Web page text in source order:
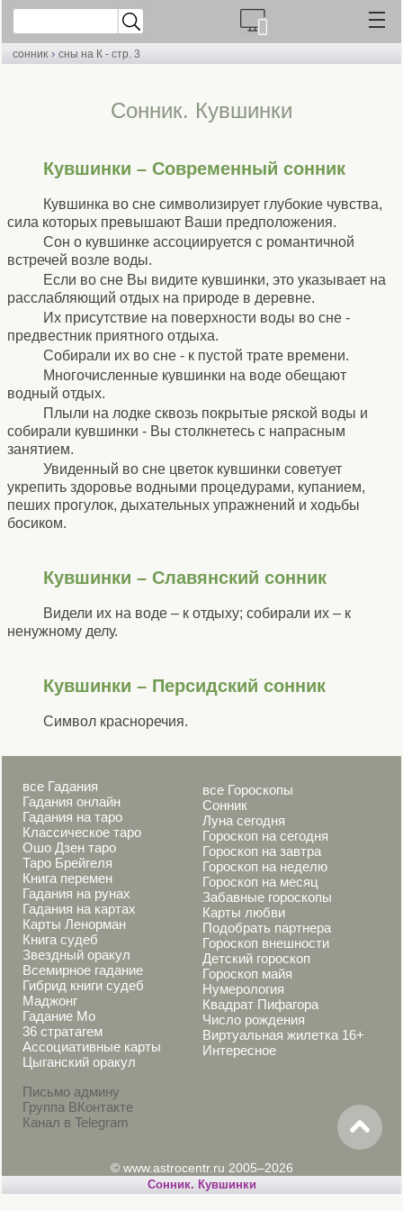
сонник › сны на К - стр. 3
Сонник. Кувшинки
Кувшинки – Современный сонник
Кувшинка во сне символизирует глубокие чувства,
сила которых превышают Ваши предположения.
Сон о кувшинке ассоциируется с романтичной
встречей возле воды.
Если во сне Вы видите кувшинки, это указывает на
расслабляющий отдых на природе в деревне.
Их присутствие на поверхности воды во сне -
предвестник приятного отдыха.
Собирали их во сне - к пустой трате времени.
Многочисленные кувшинки на воде обещают
водный отдых.
Плыли на лодке сквозь покрытые ряской воды и
собирали кувшинки - Вы столкнетесь с напрасным
занятием.
Увиденный во сне цветок кувшинки советует
укрепить здоровье водными процедурами, купанием,
пеших прогулок, дыхательных упражнений и ходьбы
босиком.
Кувшинки – Славянский сонник
Видели их на воде – к отдыху; собирали их – к
ненужному делу.
Кувшинки – Персидский сонник
Символ красноречия.
все Гадания
Гадания онлайн
Гадания на таро
Классическое таро
Ошо Дзен таро
Таро Брейгеля
Книга перемен
Гадания на рунах
Гадания на картах
Карты Ленорман
Книга судеб
Звездный оракул
Всемирное гадание
Гибрид книги судеб
Маджонг
Гадание Мо
36 стратагем
Ассоциативные карты
Цыганский оракул
Письмо админу
Группа ВКонтакте
Канал в Telegram
все Гороскопы
Сонник
Луна сегодня
Гороскоп на сегодня
Гороскоп на завтра
Гороскоп на неделю
Гороскоп на месяц
Забавные гороскопы
Карты любви
Подобрать партнера
Гороскоп внешности
Детский гороскоп
Гороскоп майя
Нумерология
Квадрат Пифагора
Число рождения
Виртуальная жилетка 16+
Интересное
© www.astrocentr.ru 2005–2026
Сонник. Кувшинки